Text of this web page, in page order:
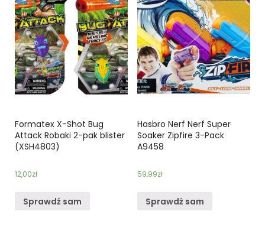
Formatex X-Shot Bug
Attack Robaki 2-pak blister
(XSH4803)
12,00zł
Sprawdź sam
Hasbro Nerf Nerf Super
Soaker Zipfire 3-Pack
A9458
59,99zł
Sprawdź sam